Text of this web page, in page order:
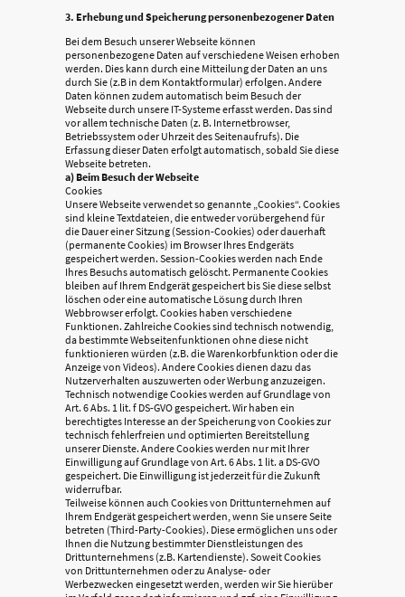
3. Erhebung und Speicherung personenbezogener Daten
Bei dem Besuch unserer Webseite können
personenbezogene Daten auf verschiedene Weisen erhoben
werden. Dies kann durch eine Mitteilung der Daten an uns
durch Sie (z.B in dem Kontaktformular) erfolgen. Andere
Daten können zudem automatisch beim Besuch der
Webseite durch unsere IT-Systeme erfasst werden. Das sind
vor allem technische Daten (z. B. Internetbrowser,
Betriebssystem oder Uhrzeit des Seitenaufrufs). Die
Erfassung dieser Daten erfolgt automatisch, sobald Sie diese
Webseite betreten.
a) Beim Besuch der Webseite
Cookies
Unsere Webseite verwendet so genannte „Cookies“. Cookies
sind kleine Textdateien, die entweder vorübergehend für
die Dauer einer Sitzung (Session-Cookies) oder dauerhaft
(permanente Cookies) im Browser Ihres Endgeräts
gespeichert werden. Session-Cookies werden nach Ende
Ihres Besuchs automatisch gelöscht. Permanente Cookies
bleiben auf Ihrem Endgerät gespeichert bis Sie diese selbst
löschen oder eine automatische Lösung durch Ihren
Webbrowser erfolgt. Cookies haben verschiedene
Funktionen. Zahlreiche Cookies sind technisch notwendig,
da bestimmte Webseitenfunktionen ohne diese nicht
funktionieren würden (z.B. die Warenkorbfunktion oder die
Anzeige von Videos). Andere Cookies dienen dazu das
Nutzerverhalten auszuwerten oder Werbung anzuzeigen.
Technisch notwendige Cookies werden auf Grundlage von
Art. 6 Abs. 1 lit. f DS-GVO gespeichert. Wir haben ein
berechtigtes Interesse an der Speicherung von Cookies zur
technisch fehlerfreien und optimierten Bereitstellung
unserer Dienste. Andere Cookies werden nur mit Ihrer
Einwilligung auf Grundlage von Art. 6 Abs. 1 lit. a DS-GVO
gespeichert. Die Einwilligung ist jederzeit für die Zukunft
widerrufbar.
Teilweise können auch Cookies von Drittunternehmen auf
Ihrem Endgerät gespeichert werden, wenn Sie unsere Seite
betreten (Third-Party-Cookies). Diese ermöglichen uns oder
Ihnen die Nutzung bestimmter Dienstleistungen des
Drittunternehmens (z.B. Kartendienste). Soweit Cookies
von Drittunternehmen oder zu Analyse- oder
Werbezwecken eingesetzt werden, werden wir Sie hierüber